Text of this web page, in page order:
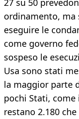
27 su 50
ordinamento, ma
eseguire le
come governo
sospeso le
Usa sono stati
la maggior parte
pochi Stati, come
restano 2.180